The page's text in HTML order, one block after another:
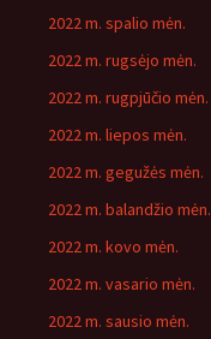
2022 m. spalio mėn.
2022 m. rugsėjo mėn.
2022 m. rugpjūčio mėn.
2022 m. liepos mėn.
2022 m. gegužės mėn.
2022 m. balandžio mėn.
2022 m. kovo mėn.
2022 m. vasario mėn.
2022 m. sausio mėn.